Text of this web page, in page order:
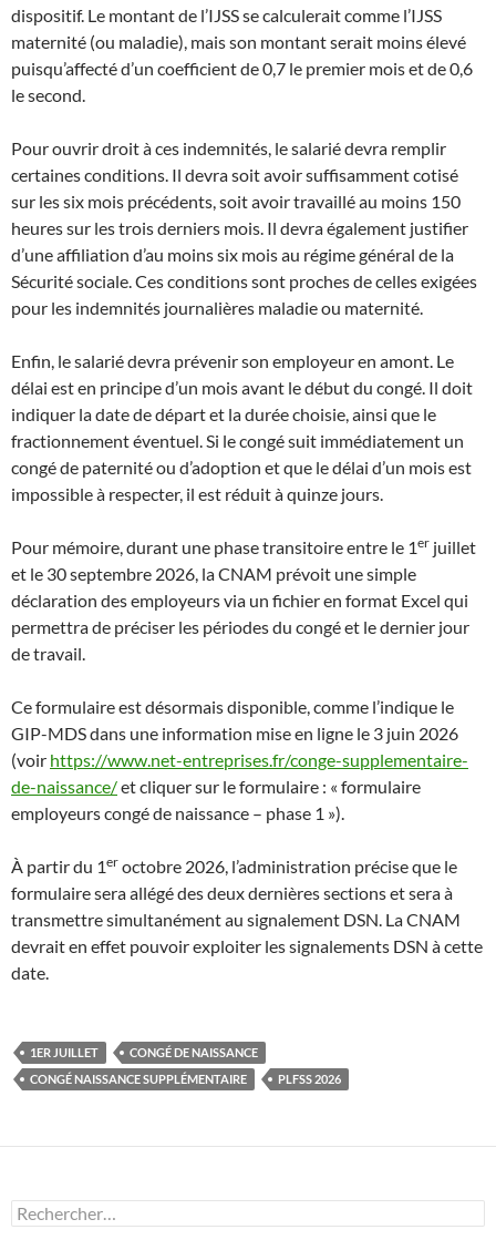
dispositif. Le montant de l’IJSS se calculerait comme l’IJSS
maternité (ou maladie), mais son montant serait moins élevé
puisqu’affecté d’un coefficient de 0,7 le premier mois et de 0,6
le second.
Pour ouvrir droit à ces indemnités, le salarié devra remplir
certaines conditions. Il devra soit avoir suffisamment cotisé
sur les six mois précédents, soit avoir travaillé au moins 150
heures sur les trois derniers mois. Il devra également justifier
d’une affiliation d’au moins six mois au régime général de la
Sécurité sociale. Ces conditions sont proches de celles exigées
pour les indemnités journalières maladie ou maternité.
Enfin, le salarié devra prévenir son employeur en amont. Le
délai est en principe d’un mois avant le début du congé. Il doit
indiquer la date de départ et la durée choisie, ainsi que le
fractionnement éventuel. Si le congé suit immédiatement un
congé de paternité ou d’adoption et que le délai d’un mois est
impossible à respecter, il est réduit à quinze jours.
Pour mémoire, durant une phase transitoire entre le 1er juillet
et le 30 septembre 2026, la CNAM prévoit une simple
déclaration des employeurs via un fichier en format Excel qui
permettra de préciser les périodes du congé et le dernier jour
de travail.
Ceformulaire est désormais disponible, comme l’indique le
GIP-MDS dans une information mise en ligne le 3 juin 2026
(voir https://www.net-entreprises.fr/conge-supplementaire-
de-naissance/et cliquer sur le formulaire : « formulaire
employeurs congé de naissance – phase 1 »).
À partir du 1er octobre 2026, l’administration précise que le
formulaire sera allégé des deux dernières sections et sera à
transmettre simultanément au signalement DSN. La CNAM
devrait en effet pouvoir exploiter les signalements DSN à cette
date.
1ER JUILLET
CONGÉ DE NAISSANCE
CONGÉ NAISSANCE SUPPLÉMENTAIRE
PLFSS 2026
Rechercher :